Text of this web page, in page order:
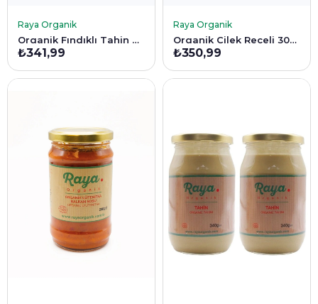
SEPETE EKLE
Raya Organik
Organik Fındıklı Tahin Karışımı 300 g
₺341,99
SEPETE EKLE
Raya Organik
Organik Çilek Reçeli 300 g
₺350,99